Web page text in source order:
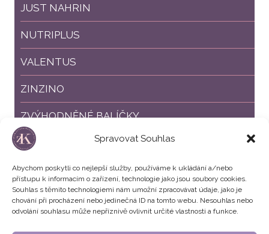
Spravovat Souhlas
Abychom poskytli co nejlepší služby, používáme k ukládání a/nebo
přístupu k informacím o zařízení, technologie jako jsou soubory cookies.
Souhlas s těmito technologiemi nám umožní zpracovávat údaje, jako je
chování při procházení nebo jedinečná ID na tomto webu. Nesouhlas nebo
odvolání souhlasu může nepříznivě ovlivnit určité vlastnosti a funkce.
JUST NAHRIN
NUTRIPLUS
VALENTUS
ZINZINO
ZVÝHODNĚNÉ BALÍČKY
SLEVY %